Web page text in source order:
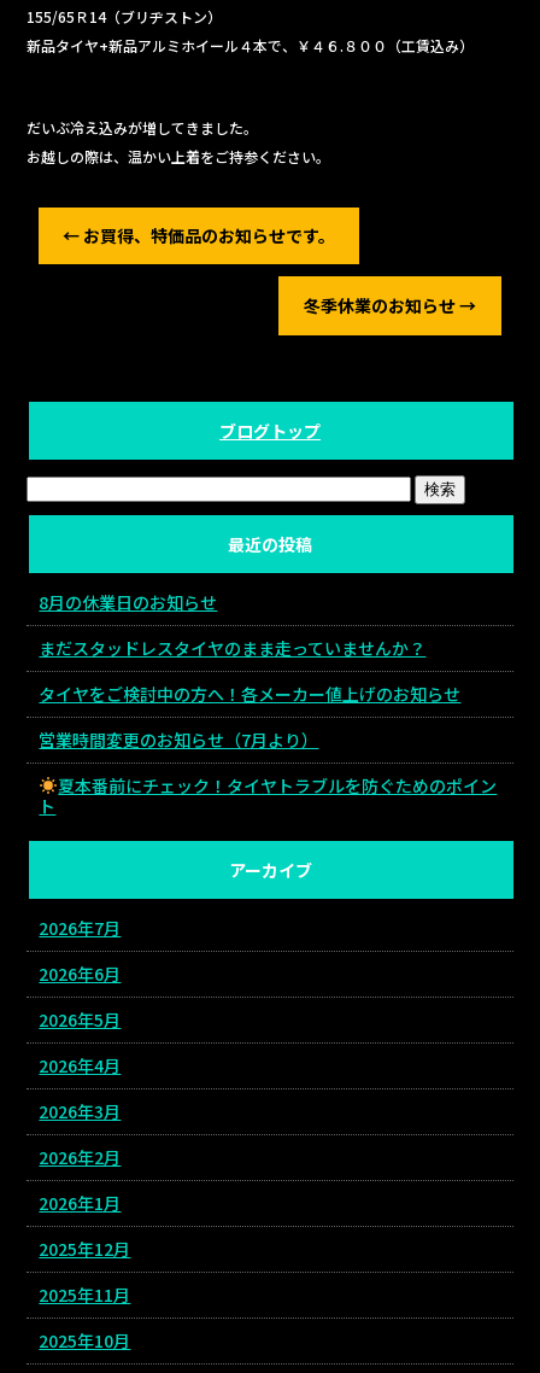
155/65Ｒ14（ブリヂストン）
新品タイヤ+新品アルミホイール４本で、￥４６.８００（工賃込み）
だいぶ冷え込みが増してきました。
お越しの際は、温かい上着をご持参ください。
← お買得、特価品のお知らせです。
冬季休業のお知らせ→
ブログトップ
最近の投稿
8月の休業日のお知らせ
まだスタッドレスタイヤのまま走っていませんか？
タイヤをご検討中の方へ！各メーカー値上げのお知らせ
営業時間変更のお知らせ（7月より）
夏本番前にチェック！タイヤトラブルを防ぐためのポイン
ト
アーカイブ
2026年7月
2026年6月
2026年5月
2026年4月
2026年3月
2026年2月
2026年1月
2025年12月
2025年11月
2025年10月